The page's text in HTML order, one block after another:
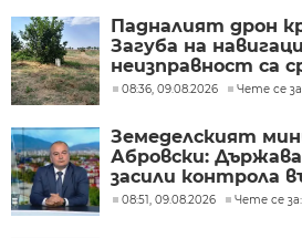
Падналият дрон
Загуба на
неизправност са
причини
08:36, 09.08.2026 Чете се
Земеделският
Абровски:
засили контрола
трети страни
08:51, 09.08.2026 Чете се